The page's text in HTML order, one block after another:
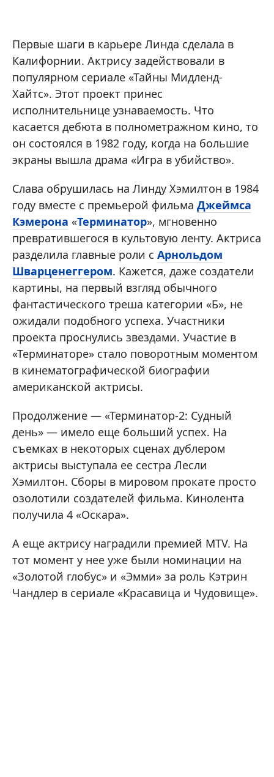
Первые шаги в карьере Линда сделала в
Калифорнии. Актрису задействовали в
популярном сериале «Тайны Мидленд-
Хайтс». Этот проект принес
исполнительнице узнаваемость. Что
касается дебюта в полнометражном кино, то
он состоялся в 1982 году, когда на большие
экраны вышла драма «Игра в убийство».
Слава обрушилась на Линду Хэмилтон в 1984
году вместе с премьерой фильма Джеймса
Кэмерона «Терминатор», мгновенно
превратившегося в культовую ленту. Актриса
разделила главные роли с Арнольдом
Шварценеггером. Кажется, даже создатели
картины, на первый взгляд обычного
фантастического треша категории «Б», не
ожидали подобного успеха. Участники
проекта проснулись звездами. Участие в
«Терминаторе» стало поворотным моментом
в кинематографической биографии
американской актрисы.
Продолжение — «Терминатор-2: Судный
день» — имело еще больший успех. На
съемках в некоторых сценах дублером
актрисы выступала ее сестра Лесли
Хэмилтон. Сборы в мировом прокате просто
озолотили создателей фильма. Кинолента
получила 4 «Оскара».
А еще актрису наградили премией MTV. На
тот момент у нее уже были номинации на
«Золотой глобус» и «Эмми» за роль Кэтрин
Чандлер в сериале «Красавица и Чудовище».